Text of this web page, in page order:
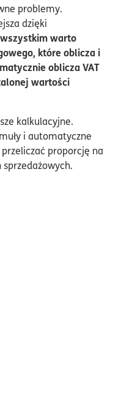
problemy.
dzięki
warto
które oblicza i
oblicza VAT
wartości
kalkulacyjne.
i automatyczne
proporcję na